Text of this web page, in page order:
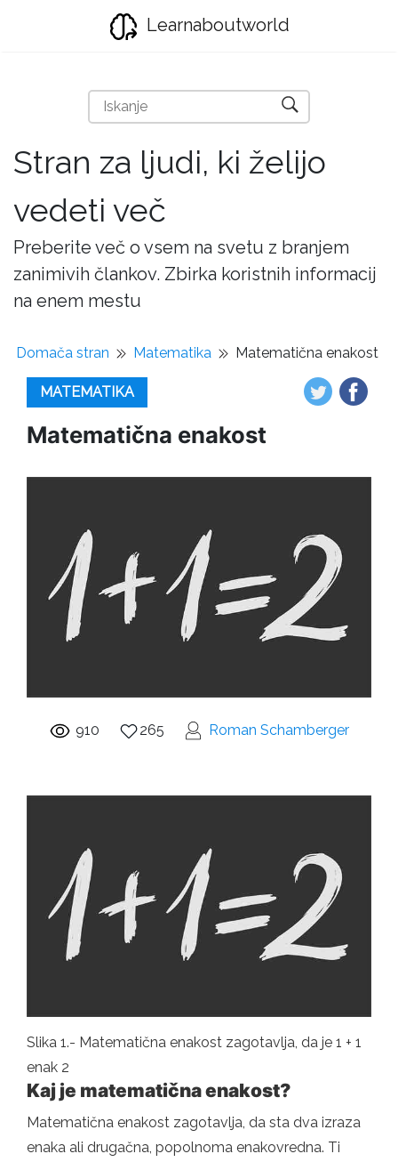
Learnaboutworld
Stran za ljudi, ki želijo
vedeti več
Preberite več o vsem na svetu z branjem
zanimivih člankov. Zbirka koristnih informacij
na enem mestu
Domača stran Matematika Matematična enakost
MATEMATIKA
Matematična enakost
910 265 Roman Schamberger
Slika 1.- Matematična enakost zagotavlja, da je 1 + 1
enak 2
Kaj je matematična enakost?
Matematična enakost zagotavlja, da sta dva izraza
enaka ali drugačna, popolnoma enakovredna. Ti